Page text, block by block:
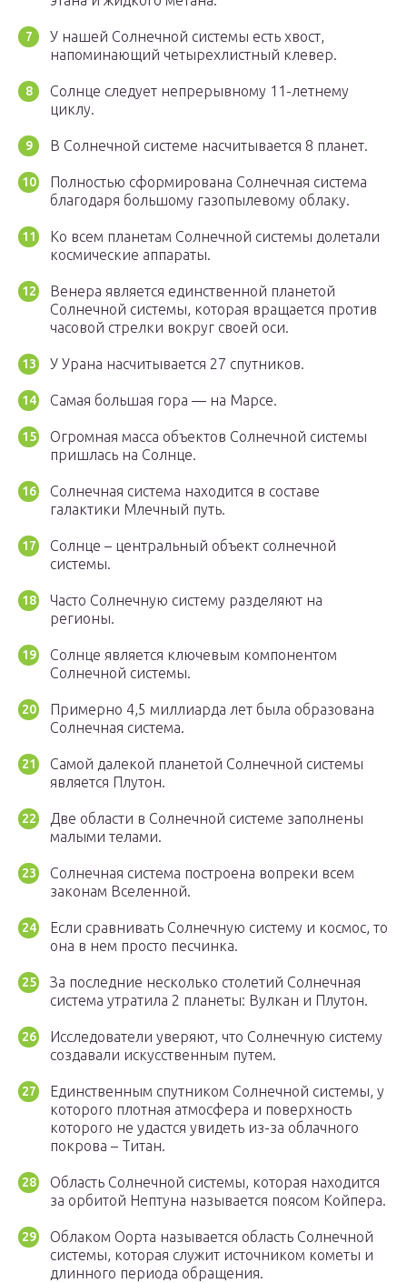
У нашей Солнечной системы есть хвост,
напоминающий четырехлистный клевер.
Солнце следует непрерывному 11-летнему
циклу.
В Солнечной системе насчитывается 8 планет.
Полностью сформирована Солнечная система
благодаря большому газопылевому облаку.
Ко всем планетам Солнечной системы долетали
космические аппараты.
Венера является единственной планетой
Солнечной системы, которая вращается против
часовой стрелки вокруг своей оси.
У Урана насчитывается 27 спутников.
Самая большая гора — на Марсе.
Огромная масса объектов Солнечной системы
пришлась на Солнце.
Солнечная система находится в составе
галактики Млечный путь.
Солнце – центральный объект солнечной
системы.
Часто Солнечную систему разделяют на
регионы.
Солнце является ключевым компонентом
Солнечной системы.
Примерно 4,5 миллиарда лет была образована
Солнечная система.
Самой далекой планетой Солнечной системы
является Плутон.
Две области в Солнечной системе заполнены
малыми телами.
Солнечная система построена вопреки всем
законам Вселенной.
Если сравнивать Солнечную систему и космос, то
она в нем просто песчинка.
За последние несколько столетий Солнечная
система утратила 2 планеты: Вулкан и Плутон.
Исследователи уверяют, что Солнечную систему
создавали искусственным путем.
Единственным спутником Солнечной системы, у
которого плотная атмосфера и поверхность
которого не удастся увидеть из-за облачного
покрова – Титан.
Область Солнечной системы, которая находится
за орбитой Нептуна называется поясом Койпера.
Облаком Оорта называется область Солнечной
системы, которая служит источником кометы и
длинного периода обращения.